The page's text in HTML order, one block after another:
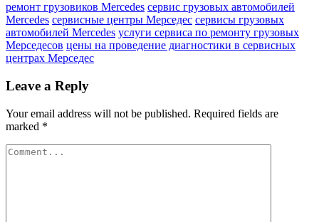
ремонт грузовиков Mercedes сервис грузовых автомобилей
Mercedes сервисные центры Мерседес сервисы грузовых
автомобилей Mercedes услуги сервиса по ремонту грузовых
Мерседесов цены на проведение диагностики в сервисных
центрах Мерседес
Leave a Reply
Your email address will not be published. Required fields are
marked *